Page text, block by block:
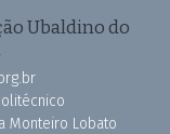
Ubaldino do
Monteiro Lobato